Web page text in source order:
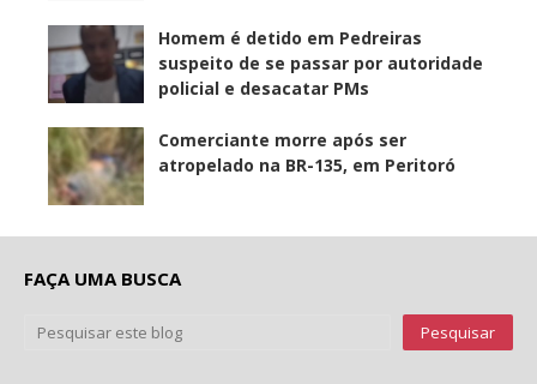
Homem é detido em Pedreiras
suspeito de se passar por autoridade
policial e desacatar PMs
Comerciante morre após ser
atropelado na BR-135, em Peritoró
FAÇA UMA BUSCA